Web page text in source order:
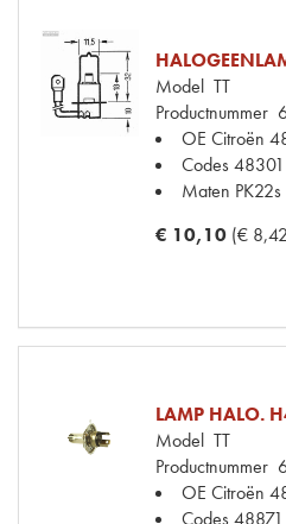
Model TT
Productnummer
OE Citroën
Codes
Maten
€ 10,10 (€
LAMP HALO.
Model TT
Productnummer
OE Citroën